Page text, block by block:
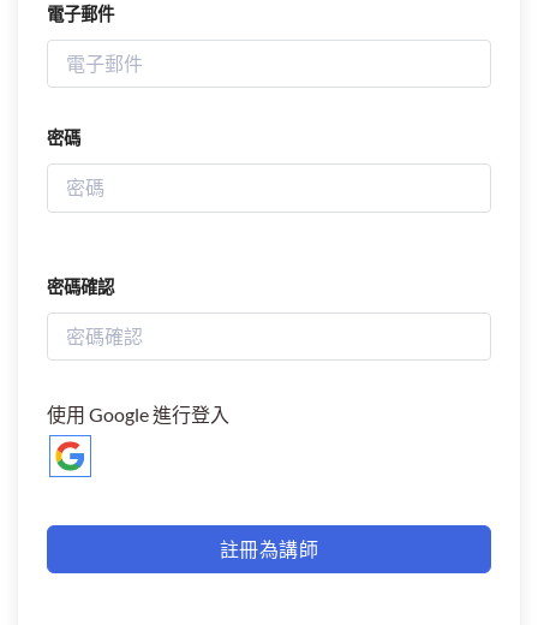
電子郵件
密碼
密碼確認
使用 Google 進行登入
註冊為講師